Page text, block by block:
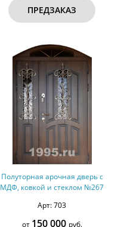
ПРЕДЗАКАЗ
Полуторная арочная дверь с
МДФ, ковкой и стеклом №267
Арт: 703
от 150 000 руб.